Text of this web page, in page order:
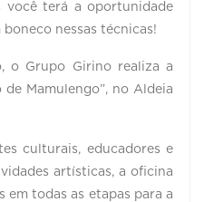
você terá a oportunidade
nessas técnicas!
o Grupo Girino realiza a
Mamulengo”, no Aldeia
culturais, educadores e
artísticas, a oficina
todas as etapas para a